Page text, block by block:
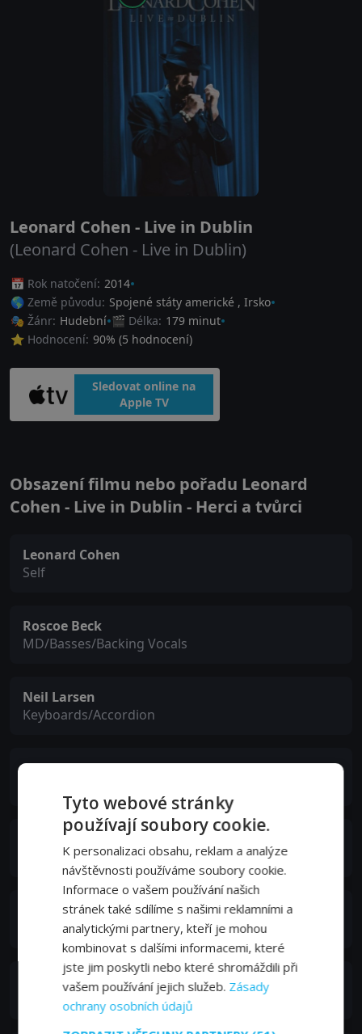
Leonard Cohen - Live in Dublin
(Leonard Cohen - Live in Dublin)
📅 Rok natočení: 2014
🌎 Země původu: Spojené státy americké , Irsko
🎭 Žánr: Hudební 🎬 Délka: 179 minut
⭐ Hodnocení: 90% (5 hodnocení)
Sledovat online na
Apple TV
Obsazení filmu nebo pořadu Leonard
Cohen - Live in Dublin - Herci a tvůrci
Leonard Cohen
Self
Roscoe Beck
MD/Basses/Backing Vocals
Neil Larsen
Keyboards/Accordion
Rafael Gayol
Mitch Watkins
Guitars/Backing Vocals
Javier Mas
Guitar/Laud/Archilaud/Banduria
Alex Bublitchi
Tyto webové stránky
používají soubory cookie.
K personalizaci obsahu, reklam a analýze
návštěvnosti používáme soubory cookie.
Informace o vašem používání našich
stránek také sdílíme s našimi reklamními a
analytickými partnery, kteří je mohou
kombinovat s dalšími informacemi, které
jste jim poskytli nebo které shromáždili při
vašem používání jejich služeb. Zásady
ochrany osobních údajů